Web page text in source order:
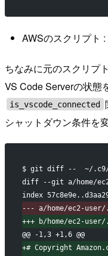
AWSのスクリプト :
ちなみに元のスクリプ
VS Code Serverの状態
is_vscode_connected
シャットダウン条件を
$ git diff --  ~/.c9/
diff --git a/home/
index
- -- a/home/ec2-
+++ b/home/ec2-
@@ -1,3 +1,6 @@
+# Copyright